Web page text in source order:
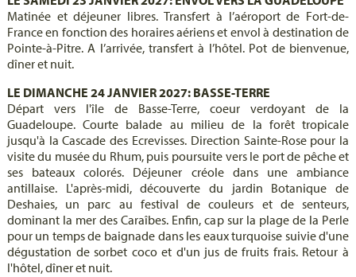
Matinée et déjeuner libres. Transfert à l’aéroport de Fort-de-
France en fonction des horaires aériens et envol à destination de
Pointe-à-Pitre. A l’arrivée, transfert à l’hôtel. Pot de bienvenue,
dîner et nuit.
LE DIMANCHE 24 JANVIER 2027: BASSE-TERRE
Départ vers l'île de Basse-Terre, coeur verdoyant de la
Guadeloupe. Courte balade au milieu de la forêt tropicale
jusqu'à la Cascade des Ecrevisses. Direction Sainte-Rose pour la
visite du musée du Rhum, puis poursuite vers le port de pêche et
ses bateaux colorés. Déjeuner créole dans une ambiance
antillaise. L'après-midi, découverte du jardin Botanique de
Deshaies, un parc au festival de couleurs et de senteurs,
dominant la mer des Caraîbes. Enfin, cap sur la plage de la Perle
pour un temps de baignade dans les eaux turquoise suivie d'une
dégustation de sorbet coco et d'un jus de fruits frais. Retour à
l'hôtel, dîner et nuit.